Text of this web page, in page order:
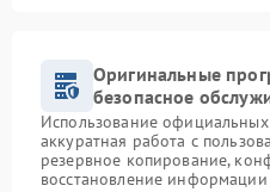
Оригинальные
безопасное
Использование
аккуратная работа с
резервное копирование,
восстановление